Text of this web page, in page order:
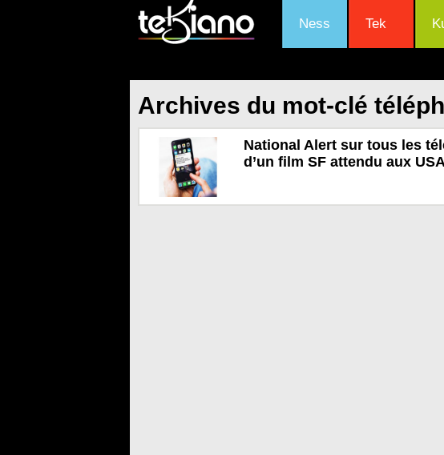
Ness Tek
Archives du mot-clé
National Alert sur tous les
d’un film SF attendu aux